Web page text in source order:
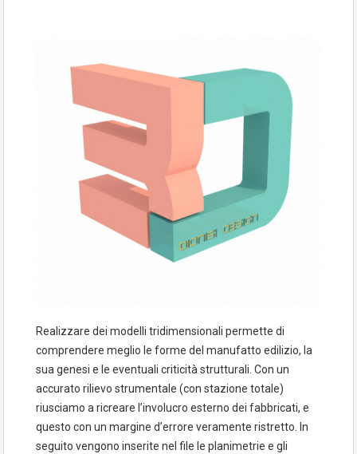
Realizzare dei modelli tridimensionali permette di
comprendere meglio le forme del manufatto edilizio, la
sua genesi e le eventuali criticità strutturali. Con un
accurato rilievo strumentale (con stazione totale)
riusciamo a ricreare l’involucro esterno dei fabbricati, e
questo con un margine d’errore veramente ristretto. In
seguito vengono inserite nel file le planimetrie e gli